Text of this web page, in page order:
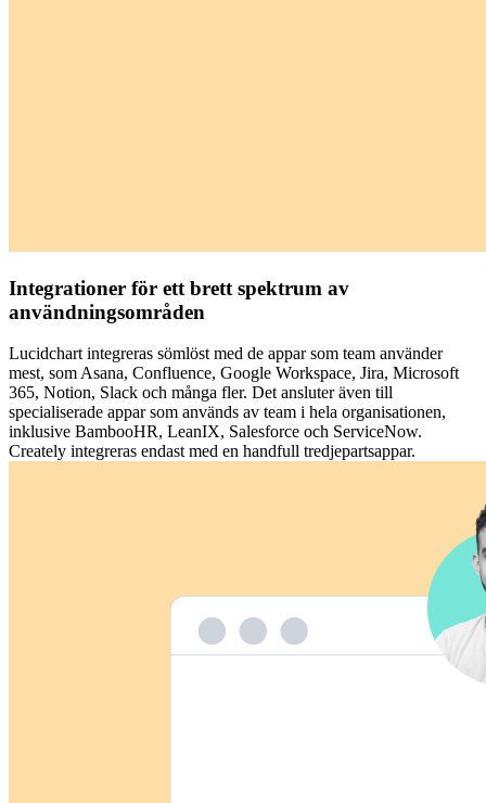
Integrationer för ett brett spektrum av
användningsområden
Lucidchart integreras sömlöst med de appar som team använder
mest, som Asana, Confluence, Google Workspace, Jira, Microsoft
365, Notion, Slack och många fler. Det ansluter även till
specialiserade appar som används av team i hela organisationen,
inklusive BambooHR, LeanIX, Salesforce och ServiceNow.
Creately integreras endast med en handfull tredjepartsappar.